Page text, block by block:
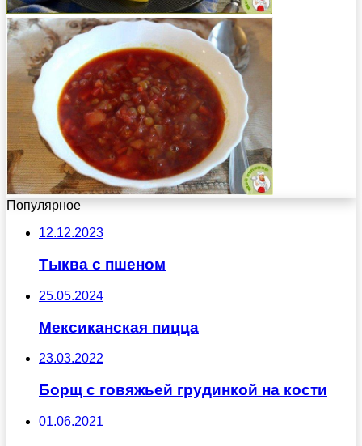
Популярное
12.12.2023
Тыква с пшеном
25.05.2024
Мексиканская пицца
23.03.2022
Борщ с говяжьей грудинкой на кости
01.06.2021